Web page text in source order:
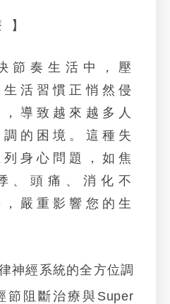
】
節奏生活中，壓
活習慣正悄然侵
導致越來越多人
的困境。這種失
身心問題，如焦
、頭痛、消化不
嚴重影響您的生
神經系統的全方位調
節阻斷治療與Super